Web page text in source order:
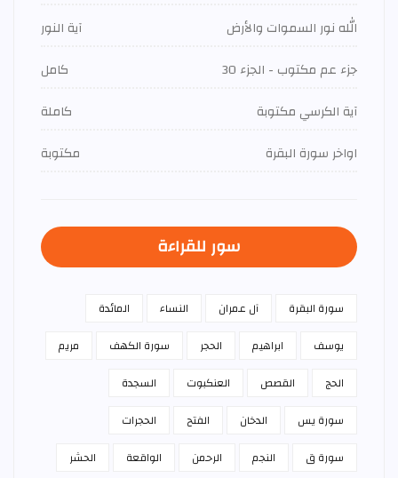
الله نور السموات والأرض
آية النور
جزء عم مكتوب - الجزء 30
كامل
آية الكرسي مكتوبة
كاملة
اواخر سورة البقرة
مكتوبة
سور للقراءة
سورة البقرة آل عمران النساء
المائدة
يوسف
ابراهيم الحجر سورة الكهف
مريم
الحج
القصص العنكبوت
السجدة
سورة يس
الدخان الفتح
الحجرات
سورة ق
النجم الرحمن الواقعة
الحشر